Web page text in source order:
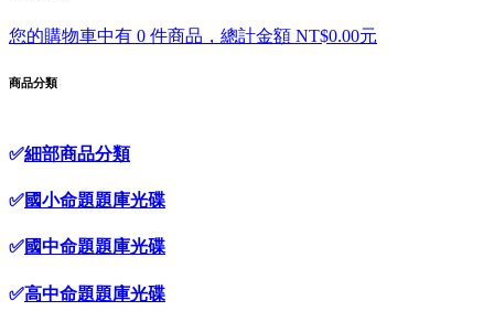
您的購物車中有 0 件商品，總計金額 NT$0.00元
商品分類
✅細部商品分類
✅國小命題題庫光碟
✅國中命題題庫光碟
✅高中命題題庫光碟